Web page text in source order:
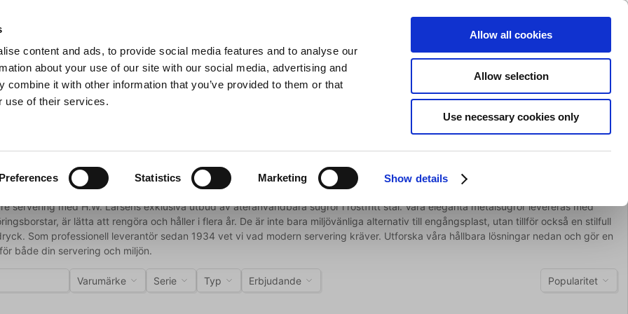
content and ads, to provide social media features and to analyse our
about your use of our site with our social media, advertising and
combine it with other information that you’ve provided to them or that
use of their services.
Preferences Statistics Marketing Show details
Allow all cookies
Allow selection
Use necessary cookies only
Sök Kundvagn (0)
Grillar Köksmaskiner Restaurangkläder Erbjurdanden Brands
andra serveringstillbehör
servering med H.W. Larsens exklusiva utbud av återanvändbara sugrör i rostfritt stål. Våra eleganta metalsugrör levereras med
är lätta att rengöra och håller i flera år. De är inte bara miljövänliga alternativ till engångsplast, utan tillför också en stilfull
Som professionell leverantör sedan 1934 vet vi vad modern servering kräver. Utforska våra hållbara lösningar nedan och gör en
både din servering och miljön.
Varumärke Serie Typ Erbjudande Popularitet